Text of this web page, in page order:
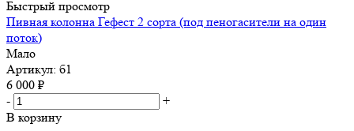
Быстрый просмотр
Пивная колонна Гефест 2 сорта (под пеногасители на один
поток)
Мало
Артикул: б1
6 000 ₽
-
+
В корзину